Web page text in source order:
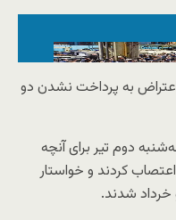
اعتراض به پرداخت نشدن دو
دوم تیر برای آنچه
کردند و خواستار
شدند.